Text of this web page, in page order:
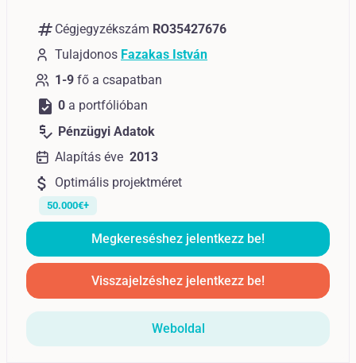
numbers Cégjegyzékszám RO35427676
Tulajdonos Fazakas István
1-9 fő a csapatban
task 0 a portfólióban
price_check Pénzügyi Adatok
Alapítás éve 2013
attach_money Optimális projektméret
50.000€+
Megkereséshez jelentkezz be!
Visszajelzéshez jelentkezz be!
Weboldal